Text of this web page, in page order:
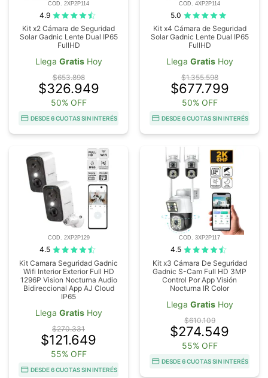
COD. 2XP2P114
4.9
Kit x2 Cámara de Seguridad
Solar Gadnic Lente Dual IP65
FullHD
Llega GratisHoy
$653.898
$326.949
50% OFF
DESDE 6 CUOTAS SIN INTERÉS
COD. 4XP2P114
5.0
Kit x4 Cámara de Seguridad
Solar Gadnic Lente Dual IP65
FullHD
Llega GratisHoy
$1.355.598
$677.799
50% OFF
DESDE 6 CUOTAS SIN INTERÉS
COD. 2XP2P129
4.5
Kit Camara Seguridad Gadnic
Wifi Interior Exterior Full HD
1296P Vision Nocturna Audio
Bidireccional App AJ Cloud
IP65
Llega GratisHoy
$270.331
$121.649
55% OFF
DESDE 6 CUOTAS SIN INTERÉS
COD. 3XP2P117
4.5
Kit x3 Cámara De Seguridad
Gadnic S-Cam Full HD 3MP
Control Por App Visión
Nocturna IR Color
Llega GratisHoy
$610.109
$274.549
55% OFF
DESDE 6 CUOTAS SIN INTERÉS